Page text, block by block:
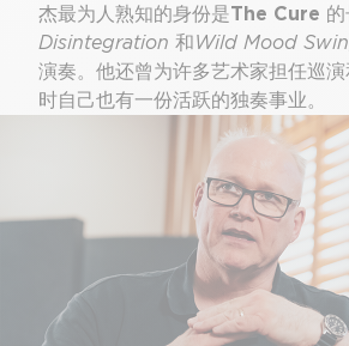
杰最为人熟知的身份是The Cure
Disintegration 和Wild Mood
演奏。他还曾为许多艺术家担任巡
时自己也有一份活跃的独奏事业。